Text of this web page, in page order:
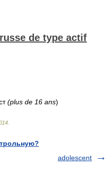
de type actif
(plus de 16 ans)
adolescent